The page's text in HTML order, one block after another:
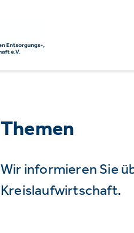
Themen
Wir informieren Sie
Kreislaufwirtschaft.